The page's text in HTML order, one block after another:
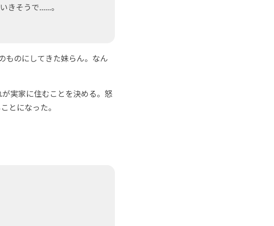
きそうで......。
ものにしてきた妹らん。なん
実家に住むことを決める。怒
とになった。